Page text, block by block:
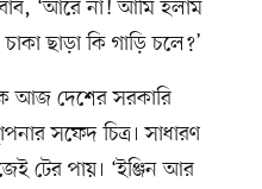
‘আরে না! আমি হলাম
ছাড়া কি গাড়ি চলে?’
আজ দেশের সরকারি
সফেদ চিত্র। সাধারণ
টের পায়। ‘ইঞ্জিন আর